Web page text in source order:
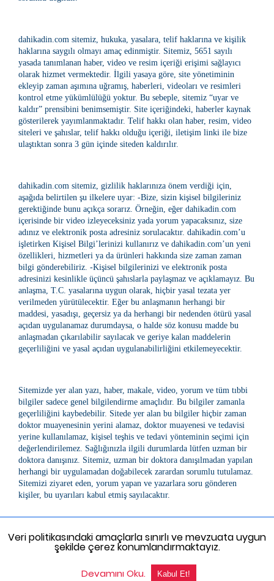
dahikadin.com sitemiz, hukuka, yasalara, telif haklarına ve kişilik
haklarına saygılı olmayı amaç edinmiştir. Sitemiz, 5651 sayılı
yasada tanımlanan haber, video ve resim içeriği erişimi sağlayıcı
olarak hizmet vermektedir. İlgili yasaya göre, site yönetiminin
ekleyip zaman aşımına uğramış, haberleri, videoları ve resimleri
kontrol etme yükümlülüğü yoktur. Bu sebeple, sitemiz “uyar ve
kaldır” prensibini benimsemiştir. Site içeriğindeki, haberler kaynak
gösterilerek yayımlanmaktadır. Telif hakkı olan haber, resim, video
siteleri ve şahıslar, telif hakkı olduğu içeriği, iletişim linki ile bize
ulaştıktan sonra 3 gün içinde siteden kaldırılır.
dahikadin.com sitemiz, gizlilik haklarınıza önem verdiği için,
aşağıda belirtilen şu ilkelere uyar: -Bize, sizin kişisel bilgileriniz
gerektiğinde bunu açıkça sorarız. Örneğin, eğer dahikadin.com
içerisinde bir video izleyeceksiniz yada yorum yapacaksınız, size
adınız ve elektronik posta adresiniz sorulacaktır. dahikadin.com’u
işletirken Kişisel Bilgi’lerinizi kullanırız ve dahikadin.com’un yeni
özellikleri, hizmetleri ya da ürünleri hakkında size zaman zaman
bilgi gönderebiliriz. -Kişisel bilgilerinizi ve elektronik posta
adresinizi kesinlikle üçüncü şahıslarla paylaşmaz ve açıklamayız. Bu
anlaşma, T.C. yasalarına uygun olarak, hiçbir yasal tezata yer
verilmeden yürütülecektir. Eğer bu anlaşmanın herhangi bir
maddesi, yasadışı, geçersiz ya da herhangi bir nedenden ötürü yasal
açıdan uygulanamaz durumdaysa, o halde söz konusu madde bu
anlaşmadan çıkarılabilir sayılacak ve geriye kalan maddelerin
geçerliliğini ve yasal açıdan uygulanabilirliğini etkilemeyecektir.
Sitemizde yer alan yazı, haber, makale, video, yorum ve tüm tıbbi
bilgiler sadece genel bilgilendirme amaçlıdır. Bu bilgiler zamanla
geçerliliğini kaybedebilir. Sitede yer alan bu bilgiler hiçbir zaman
doktor muayenesinin yerini alamaz, doktor muayenesi ve tedavisi
yerine kullanılamaz, kişisel teşhis ve tedavi yönteminin seçimi için
değerlendirilemez. Sağlığınızla ilgili durumlarda lütfen uzman bir
doktora danışınız. Sitemiz, uzman bir doktora danışılmadan yapılan
herhangi bir uygulamadan doğabilecek zarardan sorumlu tutulamaz.
Sitemizi ziyaret eden, yorum yapan ve yazarlara soru gönderen
kişiler, bu uyarıları kabul etmiş sayılacaktır.
Veri politikasındaki amaçlarla sınırlı ve mevzuata uygun
şekilde çerez konumlandırmaktayız.
Devamını Oku. Kabul Et!